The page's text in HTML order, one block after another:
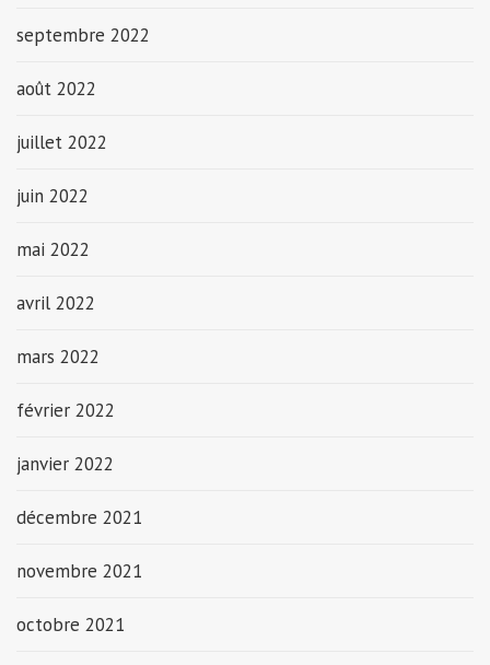
septembre 2022
août 2022
juillet 2022
juin 2022
mai 2022
avril 2022
mars 2022
février 2022
janvier 2022
décembre 2021
novembre 2021
octobre 2021